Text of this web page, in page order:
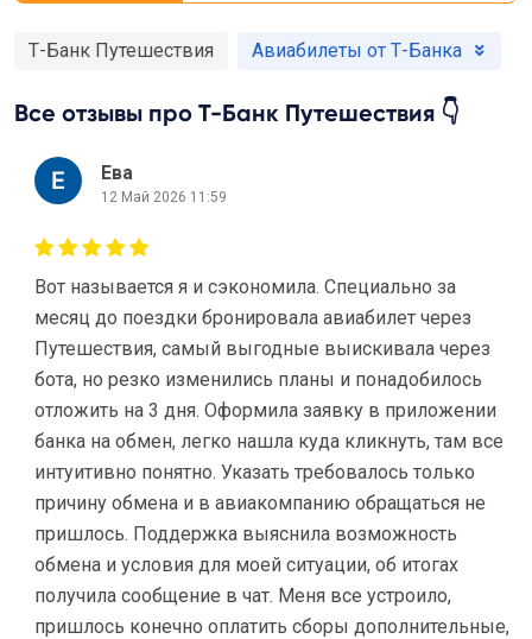
Т-Банк Путешествия Авиабилеты от Т-Банка
Все отзывы про Т-Банк Путешествия 👇
Ева
12 Май 2026 11:59
Вот называется я и сэкономила. Специально за
месяц до поездки бронировала авиабилет через
Путешествия, самый выгодные выискивала через
бота, но резко изменились планы и понадобилось
отложить на 3 дня. Оформила заявку в приложении
банка на обмен, легко нашла куда кликнуть, там все
интуитивно понятно. Указать требовалось только
причину обмена и в авиакомпанию обращаться не
пришлось. Поддержка выяснила возможность
обмена и условия для моей ситуации, об итогах
получила сообщение в чат. Меня все устроило,
пришлось конечно оплатить сборы дополнительные,